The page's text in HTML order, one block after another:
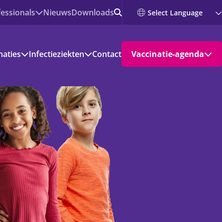
NieuwsDownloads
Infectieziekten Contact Vaccinatie-agenda